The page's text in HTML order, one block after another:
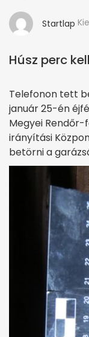
Startlap
Húsz perc
Telefonon tett
január 25-én
Megyei
irányítási
betörni a